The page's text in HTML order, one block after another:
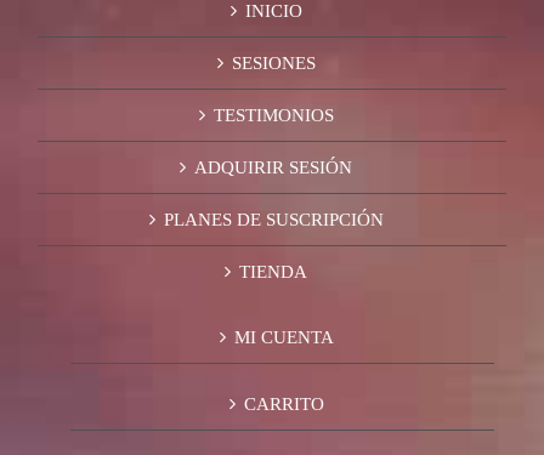
INICIO
SESIONES
TESTIMONIOS
ADQUIRIR SESIÓN
PLANES DE SUSCRIPCIÓN
TIENDA
MI CUENTA
CARRITO